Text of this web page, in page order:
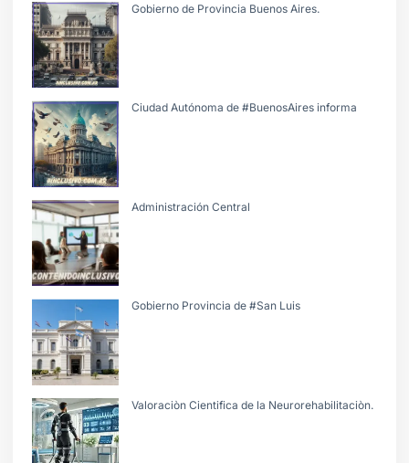
Gobierno de Provincia Buenos Aires.
Ciudad Autónoma de #BuenosAires informa
Administración Central
Gobierno Provincia de #San Luis
Valoraciòn Cientifica de la Neurorehabilitaciòn.